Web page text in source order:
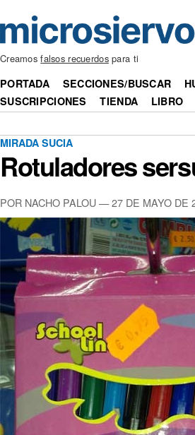
Creamosfalsos recuerdospara ti
PORTADA SECCIONES/BUSCAR
SUSCRIPCIONES
TIENDA LIBRO
MIRADA SUCIA
Rotuladores
POR NACHO PALOU —27 DE MAYO DE